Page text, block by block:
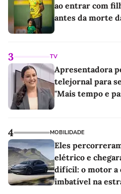
ao entrar com
antes da morte
3 TV
Apresentadora
telejornal para
"Mais tempo e
4 MOBILIDADE
Eles
elétrico e
difícil: o motor a
imbatível na